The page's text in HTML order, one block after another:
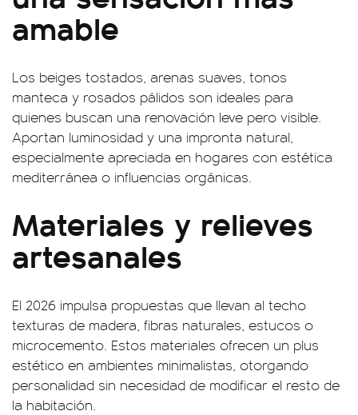
amable
Los beiges tostados, arenas suaves, tonos
manteca y rosados pálidos son ideales para
quienes buscan una renovación leve pero visible.
Aportan luminosidad y una impronta natural,
especialmente apreciada en hogares con estética
mediterránea o influencias orgánicas.
Materiales y relieves
artesanales
El 2026 impulsa propuestas que llevan al techo
texturas de madera, fibras naturales, estucos o
microcemento. Estos materiales ofrecen un plus
estético en ambientes minimalistas, otorgando
personalidad sin necesidad de modificar el resto de
la habitación.